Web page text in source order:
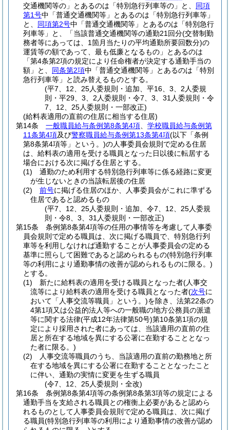
交通機関等の」とあるのは「特別急行列車等の」と、 同項
第1号中「普通交通機関等」とあるのは「特別急行列車等」
と、 同項第2号中「普通交通機関等」とあるのは「特別急行
列車等」と、「当該普通交通機関等の通勤21回分(交替制勤
務者等にあっては、1箇月当たりの平均通勤所要回数分)の
運賃等の額であって、最も低廉となるもの」とあるのは
「第4条第2項の規定により任命権者が決定する通勤手当の
額」と、 同条第2項中「普通交通機関等」とあるのは「特別
急行列車等」と読み替えるものとする。
(平7、12、25人委規則・追加、平16、3、2人委規
則・平29、3、2人委規則・令7、3、31人委規則・令
7、12、25人委規則・一部改正)
(給料表適用の直前の住居に相当する住居)
第14条
一般職員給与条例第8条第4項
学校職員給与条例第
11条第4項及び警察職員給与条例第13条第4項(以下「条例
第8条第4項等」という。)の人事委員会規則で定める住居
は、給料表の適用を受ける職員となった日以後に転居する
場合における次に掲げる住居とする。
(1)
通勤のため利用する特別急行列車等に係る経路に変更
が生じないときの当該転居後の住居
(2)
前号に掲げる住居のほか、人事委員会がこれに準ずる
住居であると認めるもの
(平7、12、25人委規則・追加、令7、12、25人委規
則・令8、3、31人委規則・一部改正)
第15条
条例第8条第4項等の任用の事情等を考慮して人事委
員会規則で定める職員は、次に掲げる職員で、特別急行列
車等を利用しなければ通勤することが人事委員会の定める
基準に照らして困難であると認められるもの(特別急行列車
等の利用により通勤事情の改善が認められるものに限る。)
とする。
(1)
新たに給料表の適用を受ける職員となった者(人事交
流等により給料表の適用を受ける職員となった者(次号に
おいて「人事交流等職員」という。)を除き、法第22条の
4第1項又は公益的法人等への一般職の地方公務員の派遣
等に関する法律(平成12年法律第50号)第10条第1項の規
定により採用された者にあっては、当該適用の直前の住
居と所在する地域を異にする公署に在勤することとなっ
た者に限る。)
(2)
人事交流等職員のうち、当該適用の直前の勤務地と所
在する地域を異にする公署に在勤することとなったこと
に伴い、通勤の実情に変更を生ずる職員
(令7、12、25人委規則・全改)
第16条
条例第8条第4項等の条例第8条第3項等の規定による
通勤手当を支給される職員との権衡上必要があると認めら
れるものとして人事委員会規則で定める職員は、次に掲げ
る職員(特別急行列車等の利用により通勤事情の改善が認め